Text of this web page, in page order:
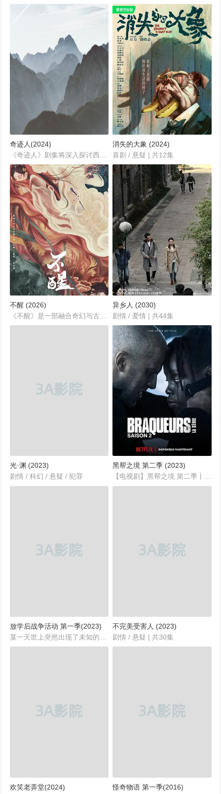
奇迹人(2024)
《奇迹人》剧集将深入探讨西蒙·威廉姆斯从反派转变为英雄的过程，以及他在西海岸复仇者联盟中的角色。剧集不仅会展示奇迹人的超能力，还会着重描绘他与其他超级英雄之间的复杂关系，特别是与旺达和幻视之间的深厚友谊。...
消失的大象 (2024)
喜剧 / 悬疑 | 共12集
不醒 (2026)
《不醒》是一部融合奇幻与古装元素的精彩剧作，由何妨担任编剧，作品预计于2026年首播。整部剧共计40集，每集45分钟，讲述了一个荡气回肠、悬疑奇幻的故事，带领观众穿越梦境与现实，探索神秘的古代世界和隐藏在背后的巨大阴谋。...
异乡人 (2030)
剧情 / 爱情 | 共44集
光·渊 (2023)
剧情 / 科幻 / 悬疑 / 犯罪
黑帮之境 第二季 (2023)
【电视剧】黑帮之境.第二季丨Ganglands丨黑帮之境.第二季.Braqueurs.Season.2【2023】中文名: 黑帮之境.第二季片名: 黑帮之境 第二季 Braqueurs Season 2年代: 2023...
放学后战争活动 第一季(2023)
不完美受害人 (2023)
剧情 / 悬疑 | 共30集
欢笑老弄堂(2024)
怪奇物语 第一季(2016)